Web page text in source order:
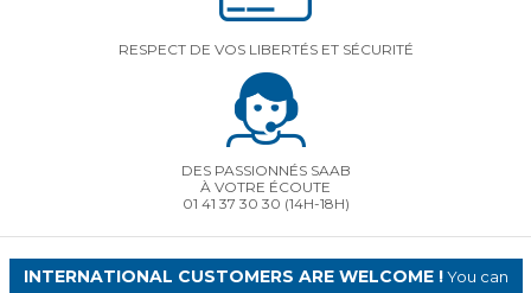
RESPECT DE VOS LIBERTÉS ET SÉCURITÉ
DES PASSIONNÉS SAAB
À VOTRE ÉCOUTE
01 41 37 30 30 (14H-18H)
INTERNATIONAL CUSTOMERS ARE WELCOME !You can